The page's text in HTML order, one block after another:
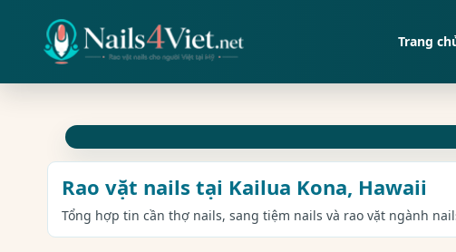
Trang
Rao vặt nails tại Kailua Kona, Hawaii
Tổng hợp tin cần thợ nails, sang tiệm nails và rao vặt ngành